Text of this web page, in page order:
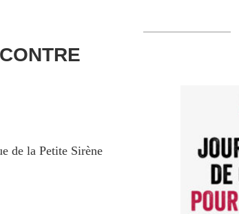
de la Petite Sirène